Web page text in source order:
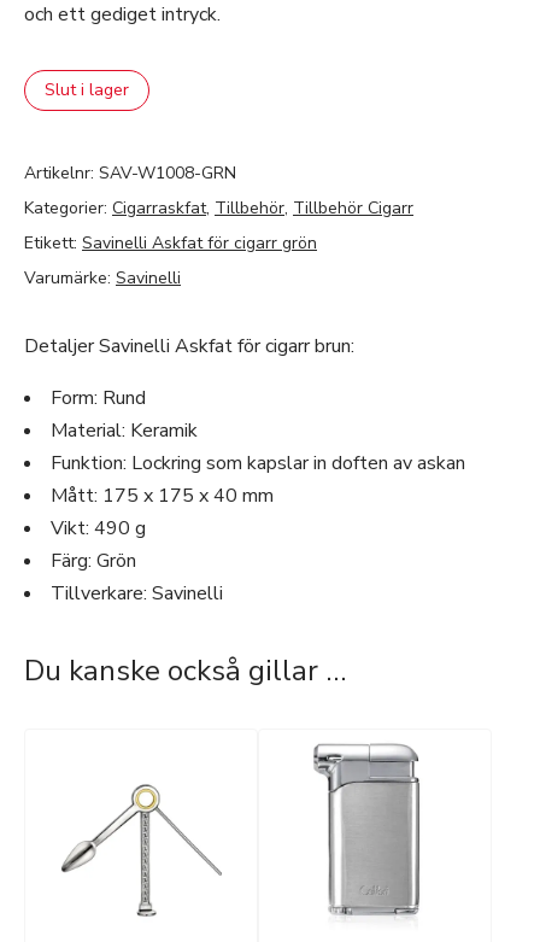
och ett gediget intryck.
Slut i lager
Artikelnr: SAV-W1008-GRN
Kategorier: Cigarraskfat, Tillbehör, Tillbehör Cigarr
Etikett: Savinelli Askfat för cigarr grön
Varumärke: Savinelli
Detaljer Savinelli Askfat för cigarr brun:
Form: Rund
Material: Keramik
Funktion: Lockring som kapslar in doften av askan
Mått: 175 x 175 x 40 mm
Vikt: 490 g
Färg: Grön
Tillverkare: Savinelli
Du kanske också gillar …